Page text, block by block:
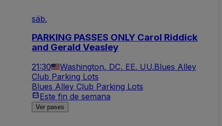
sáb.
PARKING PASSES ONLY Carol Riddick
and Gerald Veasley
21:30 Washington, DC, EE. UU.Blues Alley
Club Parking Lots
Blues Alley Club Parking Lots
Este fin de semana
Ver pases